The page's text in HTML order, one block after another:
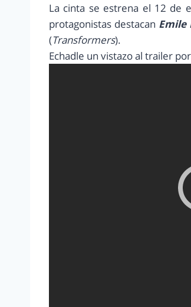
La cinta se estrena el 12 de
protagonistas destacan Emile
(Transformers).
Echadle un vistazo al trailer